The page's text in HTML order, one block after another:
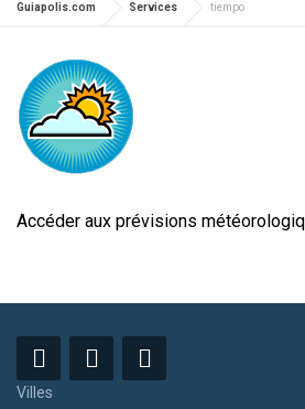
Guiapolis.com Services tiempo
Accéder aux prévisions
Villes